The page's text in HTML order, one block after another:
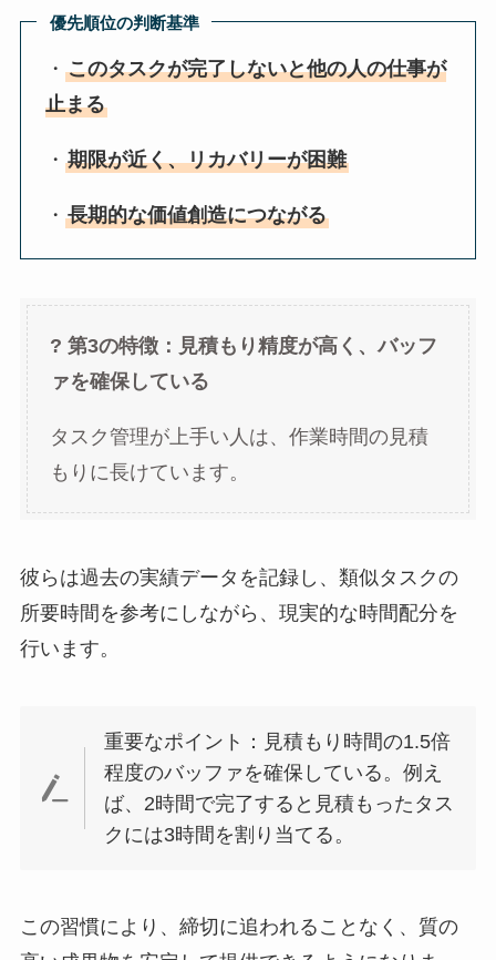
優先順位の判断基準
・このタスクが完了しないと他の人の仕事が
止まる
・期限が近く、リカバリーが困難
・長期的な価値創造につながる
? 第3の特徴：見積もり精度が高く、バッフ
ァを確保している
タスク管理が上手い人は、作業時間の見積
もりに長けています。
彼らは過去の実績データを記録し、類似タスクの
所要時間を参考にしながら、現実的な時間配分を
行います。
重要なポイント：見積もり時間の1.5倍
程度のバッファを確保している。例え
ば、2時間で完了すると見積もったタス
クには3時間を割り当てる。
この習慣により、締切に追われることなく、質の